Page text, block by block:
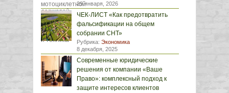
29 января, 2026
ЧЕК-ЛИСТ «Как предотвратить
фальсификации на общем
собрании СНТ»
Рубрика: Экономика
8 декабря, 2025
Современные юридические
решения от компании «Ваше
Право»: комплексный подход к
защите интересов клиентов